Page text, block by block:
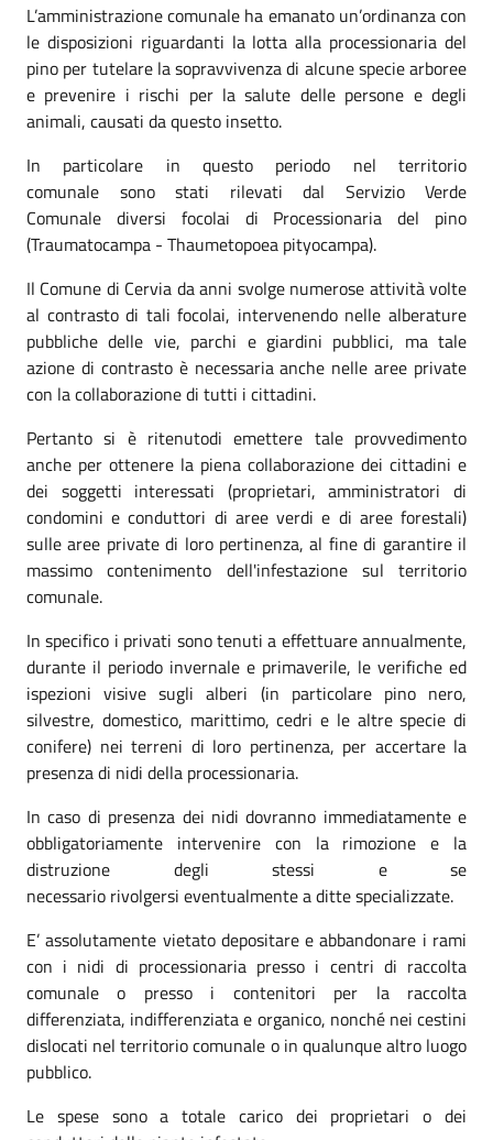
L’amministrazione comunale ha emanato un’ordinanza con
le disposizioni riguardanti la lotta alla processionaria del
pino per tutelare la sopravvivenza di alcune specie arboree
e prevenire i rischi per la salute delle persone e degli
animali, causati da questo insetto.
In particolare in questo periodo nel territorio
comunale sono stati rilevati dal Servizio Verde
Comunale diversi focolai di Processionaria del pino
(Traumatocampa - Thaumetopoea pityocampa).
Il Comune di Cervia da anni svolge numerose attività volte
al contrasto di tali focolai, intervenendonelle alberature
pubblichedelle vie, parchi e giardini pubblici, ma tale
azione di contrasto è necessaria anche nelle aree private
con la collaborazione di tutti i cittadini.
Pertanto si è ritenutodi emettere tale provvedimento
anche per ottenere la piena collaborazione dei cittadini e
dei soggetti interessati (proprietari, amministratori di
condomini e conduttori di aree verdi e di aree forestali)
sulle aree private di loro pertinenza, al fine di garantire il
massimo contenimento dell'infestazione sul territorio
comunale.
In specifico i privati sono tenuti a effettuare annualmente,
durante il periodo invernale e primaverile, le verifiche ed
ispezioni visive sugli alberi (in particolare pino nero,
silvestre, domestico, marittimo, cedri e le altre specie di
conifere) nei terreni di loro pertinenza, per accertare la
presenza di nidi della processionaria.
In caso di presenza dei nidi dovranno immediatamente e
obbligatoriamente intervenire con la rimozione e la
distruzione degli stessi e se
necessario rivolgersi eventualmente a ditte specializzate.
E’ assolutamente vietato depositare e abbandonare i rami
con i nidi di processionaria presso i centri di raccolta
comunale o presso i contenitori per la raccolta
differenziata, indifferenziata e organico, nonché nei cestini
dislocati nel territorio comunale o in qualunque altro luogo
pubblico.
Le spese sono a totale carico dei proprietari o dei